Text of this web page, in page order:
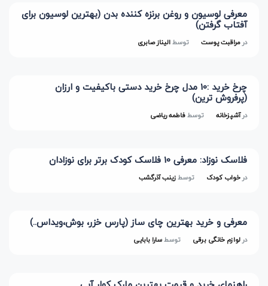
معرفی لوسیون و روغن برنزه کننده بدن (بهترین لوسیون برای
آفتاب گرفتن)
در مراقبت پوست توسطالیناز صابری
چرخ خرید :10 مدل چرخ خرید دستی باکیفیت و ارزان
(پرفروش ترین)
درآشپزخانه توسطفاطمه ریاضی
فلاسک نوزاد: معرفی 10 فلاسک کودک برتر برای نوزادان
در خواب کودک توسطزینب آذرگشب
معرفی و خرید بهترین چای ساز (پارس خزر، بوش،ویداس..)
در لوازم خانگی برقی توسطسارا بابایی